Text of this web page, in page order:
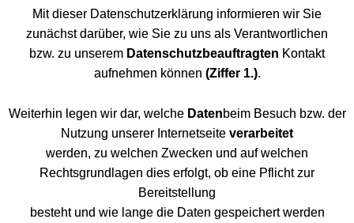
Mit dieser Datenschutzerklärung informieren wir Sie
zunächst darüber, wie Sie zu uns als Verantwortlichen
bzw. zu unserem Datenschutzbeauftragten Kontakt
aufnehmen können (Ziffer 1.).
Weiterhin legen wir dar, welche Datenbeim Besuch bzw. der
Nutzung unserer Internetseite verarbeitet
werden, zu welchen Zwecken und auf welchen
Rechtsgrundlagen dies erfolgt, ob eine Pflicht zur
Bereitstellung
besteht und wie lange die Daten gespeichert werden